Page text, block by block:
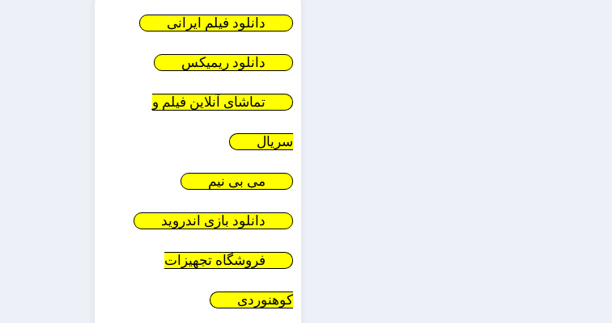
دانلود فیلم ایرانی
دانلود ریمیکس
تماشای آنلاین فیلم و
سریال
می بی نیم
دانلود بازی اندروید
فروشگاه تجهیزات
کوهنوردی